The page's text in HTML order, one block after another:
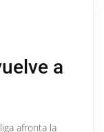
a
afronta la